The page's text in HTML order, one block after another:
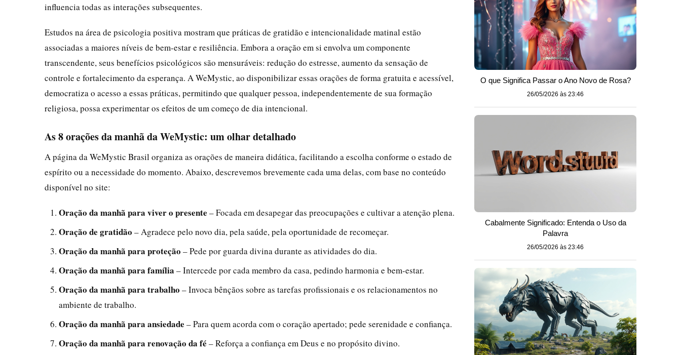
influencia todas as interações subsequentes.
Estudos na área de psicologia positiva mostram que práticas de gratidão e intencionalidade matinal estão
associadas a maiores níveis de bem-estar e resiliência. Embora a oração em si envolva um componente
transcendente, seus benefícios psicológicos são mensuráveis: redução do estresse, aumento da sensação de
controle e fortalecimento da esperança. A WeMystic, ao disponibilizar essas orações de forma gratuita e acessível,
democratiza o acesso a essas práticas, permitindo que qualquer pessoa, independentemente de sua formação
religiosa, possa experimentar os efeitos de um começo de dia intencional.
As 8 orações da manhã da WeMystic: um olhar detalhado
A página da WeMystic Brasil organiza as orações de maneira didática, facilitando a escolha conforme o estado de
espírito ou a necessidade do momento. Abaixo, descrevemos brevemente cada uma delas, com base no conteúdo
disponível no site:
Oração da manhã para viver o presente – Focada em desapegar das preocupações e cultivar a atenção plena.
Oração de gratidão – Agradece pelo novo dia, pela saúde, pela oportunidade de recomeçar.
Oração da manhã para proteção – Pede por guarda divina durante as atividades do dia.
Oração da manhã para família – Intercede por cada membro da casa, pedindo harmonia e bem-estar.
Oração da manhã para trabalho – Invoca bênçãos sobre as tarefas profissionais e os relacionamentos no
ambiente de trabalho.
Oração da manhã para ansiedade – Para quem acorda com o coração apertado; pede serenidade e confiança.
Oração da manhã para renovação da fé – Reforça a confiança em Deus e no propósito divino.
O que Significa Passar o Ano Novo de Rosa?
26/05/2026 às 23:46
Cabalmente Significado: Entenda o Uso da
Palavra
26/05/2026 às 23:46